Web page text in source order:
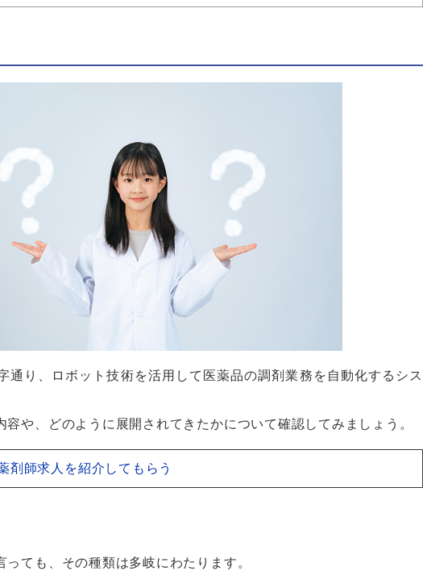
通り、ロボット技術を活用して医薬品の調剤業務を自動化するシス
容や、どのように展開されてきたかについて確認してみましょう。
剤師求人を紹介してもらう
ても、その種類は多岐にわたります。